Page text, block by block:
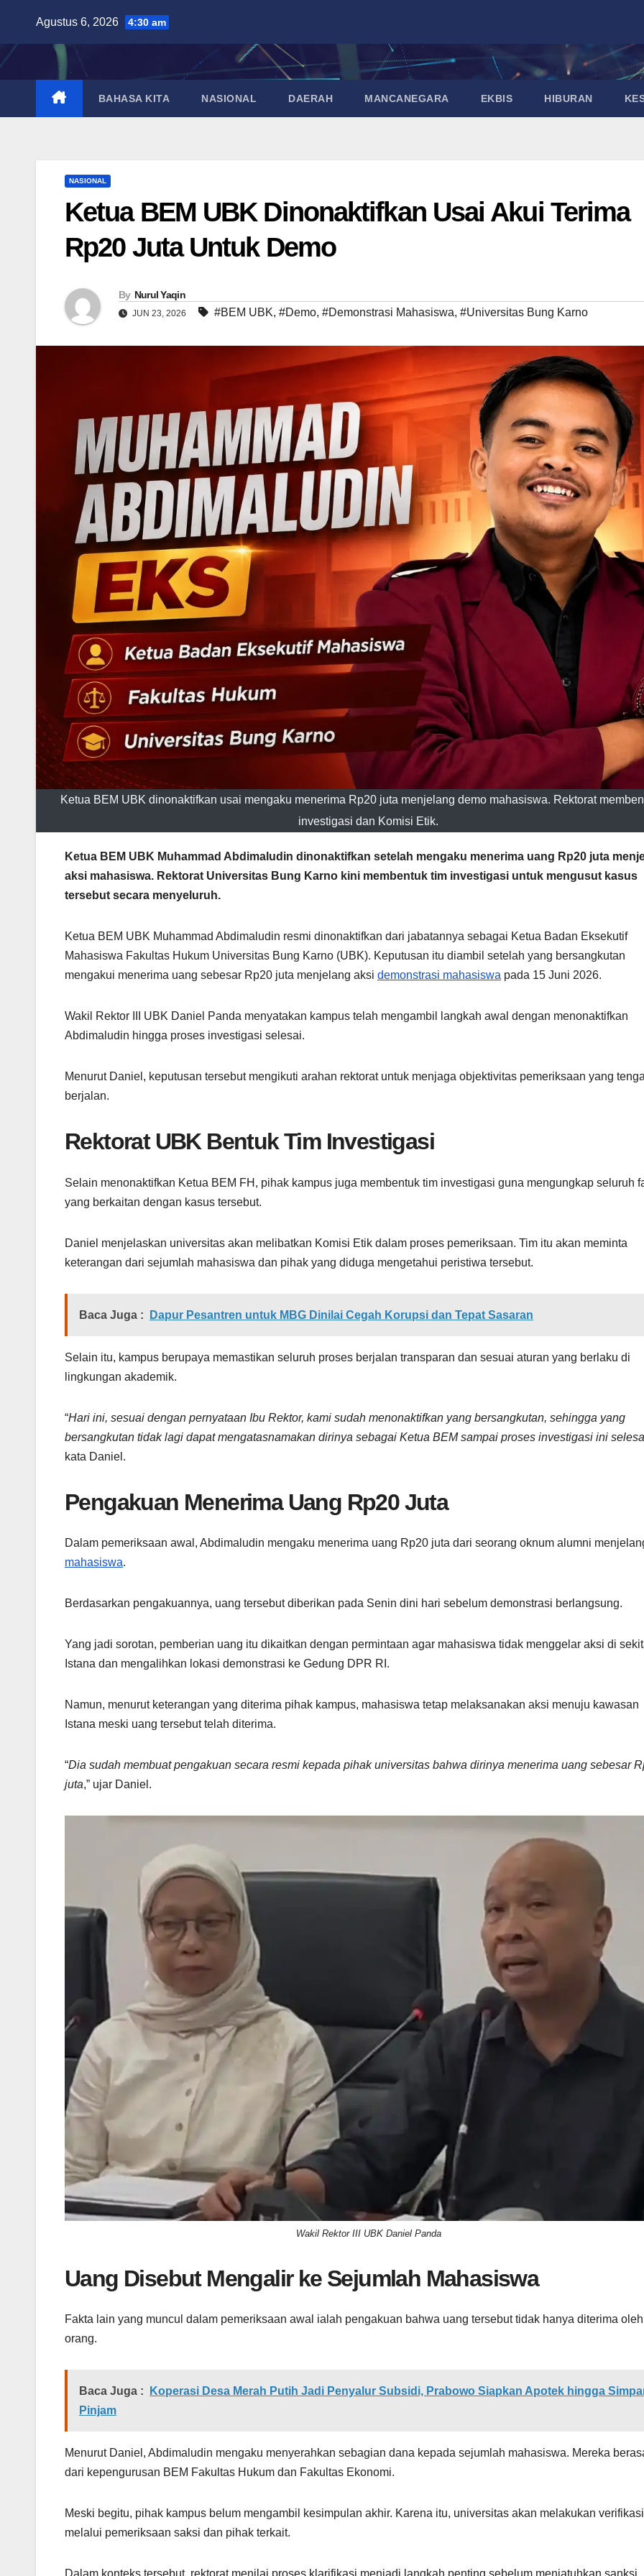
content
Agustus 6, 2026 4:30 am
BAHASA KITA NASIONAL DAERAH MANCANEGARA EKBIS HIBURAN
NASIONAL
Ketua BEM UBK Dinonaktifkan Usai Akui Terima
Rp20 Juta Untuk Demo
By Nurul Yaqin
JUN 23, 2026 #BEM UBK, #Demo, #Demonstrasi Mahasiswa, #Universitas Bung Karno
Ketua BEM UBK dinonaktifkan usai mengaku menerima Rp20 juta menjelang demo mahasiswa. Rektorat
investigasi dan Komisi Etik.
Ketua BEM UBK Muhammad Abdimaludin dinonaktifkan setelah mengaku menerima uang Rp20 juta
aksi mahasiswa. Rektorat Universitas Bung Karno kini membentuk tim investigasi untuk mengusut kasus
tersebut secara menyeluruh.
Ketua BEM UBK Muhammad Abdimaludin resmi dinonaktifkan dari jabatannya sebagai Ketua Badan Eksekutif
Mahasiswa Fakultas Hukum Universitas Bung Karno (UBK). Keputusan itu diambil setelah yang bersangkutan
mengakui menerima uang sebesar Rp20 juta menjelang aksi demonstrasi mahasiswa pada 15 Juni 2026.
Wakil Rektor III UBK Daniel Panda menyatakan kampus telah mengambil langkah awal dengan menonaktifkan
Abdimaludin hingga proses investigasi selesai.
Menurut Daniel, keputusan tersebut mengikuti arahan rektorat untuk menjaga objektivitas pemeriksaan yang
berjalan.
Rektorat UBK Bentuk Tim Investigasi
Selain menonaktifkan Ketua BEM FH, pihak kampus juga membentuk tim investigasi guna mengungkap seluruh
yang berkaitan dengan kasus tersebut.
Daniel menjelaskan universitas akan melibatkan Komisi Etik dalam proses pemeriksaan. Tim itu akan meminta
keterangan dari sejumlah mahasiswa dan pihak yang diduga mengetahui peristiwa tersebut.
Baca Juga : Dapur Pesantren untuk MBG Dinilai Cegah Korupsi dan Tepat Sasaran
Selain itu, kampus berupaya memastikan seluruh proses berjalan transparan dan sesuai aturan yang berlaku di
lingkungan akademik.
“Hari ini, sesuai dengan pernyataan Ibu Rektor, kami sudah menonaktifkan yang bersangkutan, sehingga yang
bersangkutan tidak lagi dapat mengatasnamakan dirinya sebagai Ketua BEM sampai proses investigasi ini
kata Daniel.
Pengakuan Menerima Uang Rp20 Juta
Dalam pemeriksaan awal, Abdimaludin mengaku menerima uang Rp20 juta dari seorang oknum alumni
mahasiswa.
Berdasarkan pengakuannya, uang tersebut diberikan pada Senin dini hari sebelum demonstrasi berlangsung.
Yang jadi sorotan, pemberian uang itu dikaitkan dengan permintaan agar mahasiswa tidak menggelar aksi di
Istana dan mengalihkan lokasi demonstrasi ke Gedung DPR RI.
Namun, menurut keterangan yang diterima pihak kampus, mahasiswa tetap melaksanakan aksi menuju kawasan
Istana meski uang tersebut telah diterima.
“Dia sudah membuat pengakuan secara resmi kepada pihak universitas bahwa dirinya menerima uang sebesar
juta,” ujar Daniel.
Wakil Rektor III UBK Daniel Panda
Uang Disebut Mengalir ke Sejumlah Mahasiswa
Fakta lain yang muncul dalam pemeriksaan awal ialah pengakuan bahwa uang tersebut tidak hanya diterima
orang.
Baca Juga :
Koperasi Desa Merah Putih Jadi Penyalur Subsidi, Prabowo Siapkan Apotek hingga
Pinjam
Menurut Daniel, Abdimaludin mengaku menyerahkan sebagian dana kepada sejumlah mahasiswa. Mereka
dari kepengurusan BEM Fakultas Hukum dan Fakultas Ekonomi.
Meski begitu, pihak kampus belum mengambil kesimpulan akhir. Karena itu, universitas akan melakukan verifikasi
melalui pemeriksaan saksi dan pihak terkait.